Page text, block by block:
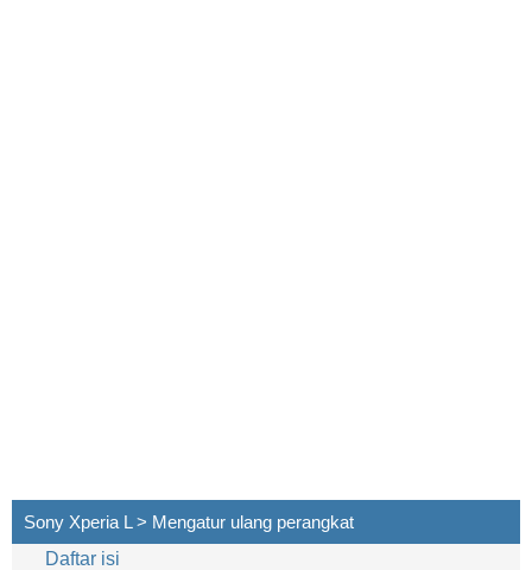
Sony Xperia L > Mengatur ulang perangkat
Daftar isi